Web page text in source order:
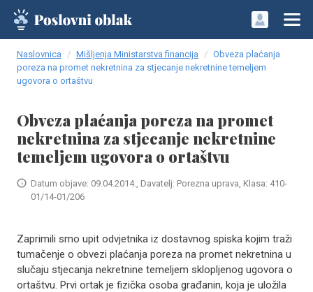
Naslovnica Mišljenja Ministarstva financija
Obveza plaćanja
poreza na promet nekretnina za stjecanje nekretnine temeljem
ugovora o ortaštvu
Obveza plaćanja poreza na promet
nekretnina za stjecanje nekretnine
temeljem ugovora o ortaštvu
Datum objave: 09.04.2014., Davatelj: Porezna uprava, Klasa: 410-
01/14-01/206
Zaprimili smo upit odvjetnika iz dostavnog spiska kojim traži
tumačenje o obvezi plaćanja poreza na promet nekretnina u
slučaju stjecanja nekretnine temeljem sklopljenog ugovora o
ortaštvu. Prvi ortak je fizička osoba građanin, koja je uložila